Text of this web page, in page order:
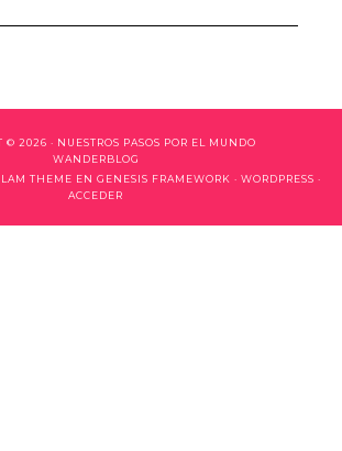
© 2026 · NUESTROS PASOS POR EL MUNDO
WANDERBLOG
THEME EN GENESIS FRAMEWORK · WORDPRESS ·
ACCEDER